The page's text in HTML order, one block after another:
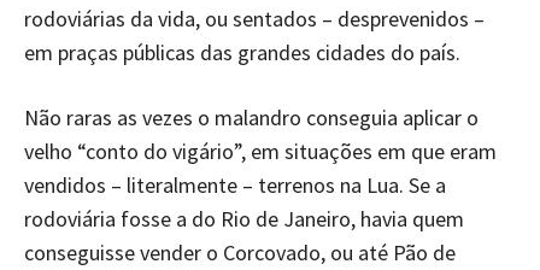
rodoviárias da vida, ou sentados – desprevenidos –
em praças públicas das grandes cidades do país.
Não raras as vezes o malandro conseguia aplicar o
velho “conto do vigário”, em situações em que eram
vendidos – literalmente – terrenos na Lua. Se a
rodoviária fosse a do Rio de Janeiro, havia quem
conseguisse vender o Corcovado, ou até Pão de